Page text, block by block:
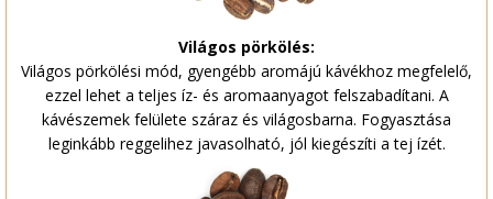
Világos pörkölés:
Világos pörkölési mód, gyengébb aromájú kávékhoz megfelelő,
ezzel lehet a teljes íz- és aromaanyagot felszabadítani. A
kávészemek felülete száraz és világosbarna. Fogyasztása
leginkább reggelihez javasolható, jól kiegészíti a tej ízét.